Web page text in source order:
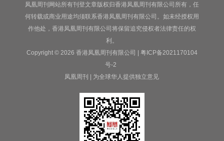
凤凰周刊网站所有刊登文章版权归香港凤凰周刊有限公司所有，任
何转载或商业用途均须联系香港凤凰周刊有限公司。如未经授权用
作他处，香港凤凰周刊有限公司将保留追究侵权者法律责任的权
利。
Copyright © 2026 香港凤凰周刊有限公司 | 粤ICP备2021170104
号-2
凤凰周刊 | 为全球华人提供独立意见